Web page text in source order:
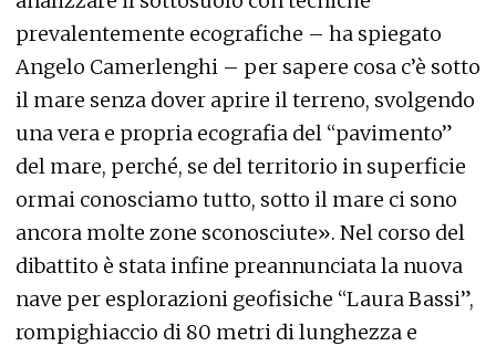
prevalentemente ecografiche – ha spiegato
Angelo Camerlenghi – per sapere cosa c’è sotto
il mare senza dover aprire il terreno, svolgendo
una vera e propria ecografia del “pavimento”
del mare, perché, se del territorio in superficie
ormai conosciamo tutto, sotto il mare ci sono
ancora molte zone sconosciute». Nel corso del
dibattito è stata infine preannunciata la nuova
nave per esplorazioni geofisiche “Laura Bassi”,
rompighiaccio di 80 metri di lunghezza e